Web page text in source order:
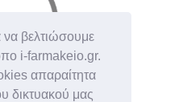
βελτιώσουμε
i-farmakeio.gr.
απαραίτητα
δικτυακού μας